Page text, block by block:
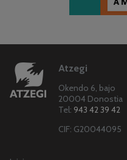
Atzegi
Okendo 6, bajo
20004 Donostia
Tel: 943 42 39 42
CIF: G20044095